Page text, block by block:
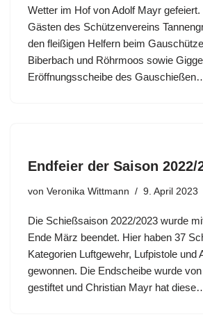
Wetter im Hof von Adolf Mayr
Gästen des Schützenvereins
den fleißigen Helfern beim
Biberbach und Röhrmoos sowie
Eröffnungsscheibe des
Endfeier der Saison 2022/
von Veronika Wittmann 9. April 2023
Die Schießsaison 2022/2023 wurde
Ende März beendet. Hier haben 37
Kategorien Luftgewehr, Lufpistole und
gewonnen. Die Endscheibe wurde
gestiftet und Christian Mayr hat